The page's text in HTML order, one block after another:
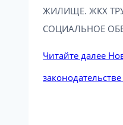
ЖИЛИЩЕ. ЖКХ
СОЦИАЛЬНОЕ
Читайте далее